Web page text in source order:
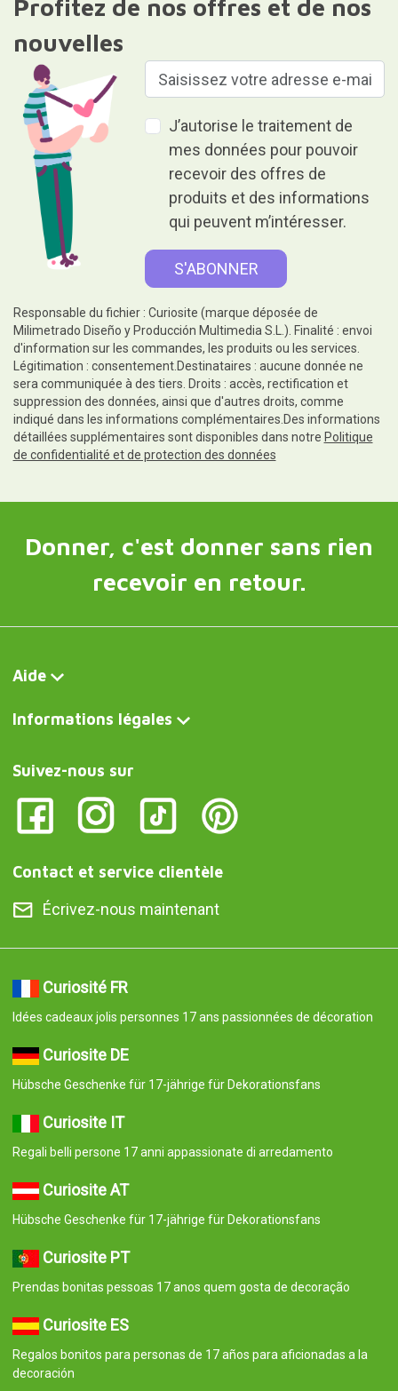
Profitez de nos offres et de nos
nouvelles
J’autorise le traitement de
mes données pour pouvoir
recevoir des offres de
produits et des informations
qui peuvent m’intéresser.
Responsable du fichier : Curiosite (marque déposée de
Milimetrado Diseño y Producción Multimedia S.L.). Finalité : envoi
d'information sur les commandes, les produits ou les services.
Légitimation : consentement.Destinataires : aucune donnée ne
sera communiquée à des tiers. Droits : accès, rectification et
suppression des données, ainsi que d'autres droits, comme
indiqué dans les informations complémentaires.Des informations
détaillées supplémentaires sont disponibles dans notre Politique
de confidentialité et de protection des données
Donner, c'est donner sans rien
recevoir en retour.
Aide
Informations légales
Suivez-nous sur
Contact et service clientèle
Écrivez-nous maintenant
Curiosité FR
Idées cadeaux jolis personnes 17 ans passionnées de décoration
Curiosite DE
Hübsche Geschenke für 17-jährige für Dekorationsfans
Curiosite IT
Regali belli persone 17 anni appassionate di arredamento
Curiosite AT
Hübsche Geschenke für 17-jährige für Dekorationsfans
Curiosite PT
Prendas bonitas pessoas 17 anos quem gosta de decoração
Curiosite ES
Regalos bonitos para personas de 17 años para aficionadas a la
decoración